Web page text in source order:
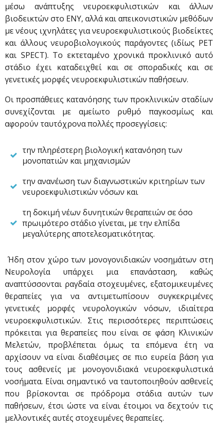
μέσω ανάπτυξης νευροεκφυλιστικών και άλλων
βιοδεικτών στο ΕΝΥ, αλλά και απεικονιστικών μεθόδων
με νέους ιχνηλάτες για νευροεκφυλιστικούς βιοδείκτες
και άλλους νευροβιολογικούς παράγοντες (ιδίως PET
και SPECT). Το εκτεταμένο χρονικά προκλινικό αυτό
στάδιο έχει καταδειχθεί και σε σποραδικές και σε
γενετικές μορφές νευροεκφυλιστικών παθήσεων.
Οι προσπάθειες κατανόησης των προκλινικών σταδίων
συνεχίζονται με αμείωτο ρυθμό παγκοσμίως και
αφορούν ταυτόχρονα πολλές προσεγγίσεις:
την πληρέστερη βιολογική κατανόηση των
μονοπατιών και μηχανισμών
την ανανέωση των διαγνωστικών κριτηρίων των
νευροεκφυλιστικών νόσων και
τη δοκιμή νέων δυνητικών θεραπειών σε όσο
πρωιμότερο στάδιο γίνεται, με την ελπίδα
μεγαλύτερης αποτελεσματικότητας.
Ήδη στον χώρο των μονογονιδιακών νοσημάτων στη
Νευρολογία υπάρχει μια επανάσταση, καθώς
αναπτύσσονται ραγδαία στοχευμένες, εξατομικευμένες
θεραπείες για να αντιμετωπίσουν συγκεκριμένες
γενετικές μορφές νευρολογικών νόσων, ιδιαίτερα
νευροεκφυλιστικών. Στις περισσότερες περιπτώσεις
πρόκειται για θεραπείες που είναι σε φάση Κλινικών
Μελετών, προβλέπεται όμως τα επόμενα έτη να
αρχίσουν να είναι διαθέσιμες σε πιο ευρεία βάση για
τους ασθενείς με μονογονιδιακά νευροεκφυλιστικά
νοσήματα. Είναι σημαντικό να ταυτοποιηθούν ασθενείς
που βρίσκονται σε πρόδρομα στάδια αυτών των
παθήσεων, έτσι ώστε να είναι έτοιμοι να δεχτούν τις
μελλοντικές αυτές στοχευμένες θεραπείες.